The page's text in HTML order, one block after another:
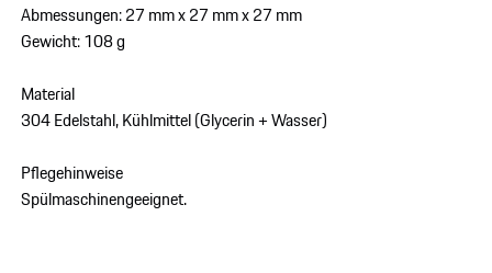
Abmessungen: 27 mm x 27 mm x 27 mm
Gewicht: 108 g
Material
304 Edelstahl, Kühlmittel (Glycerin + Wasser)
Pflegehinweise
Spülmaschinengeeignet.